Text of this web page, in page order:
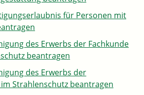
für Personen mit
des Erwerbs der Fachkunde
beantragen
des Erwerbs der
Strahlenschutz beantragen